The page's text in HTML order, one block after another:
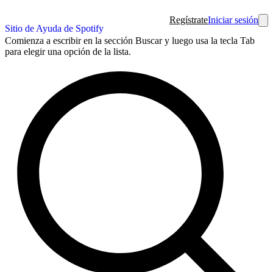
Sitio de Ayuda de Spotify
RegístrateIniciar sesión
Comienza a escribir en la sección Buscar y luego usa la tecla Tab
para elegir una opción de la lista.